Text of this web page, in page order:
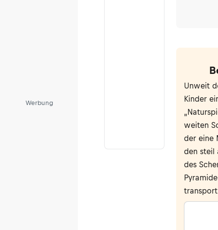
Werbung
Unweit
Kinder
weiten
der eine
den steil
des